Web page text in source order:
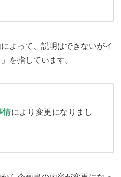
よって、説明はできないがイ
を指しています。
情により変更になりまし